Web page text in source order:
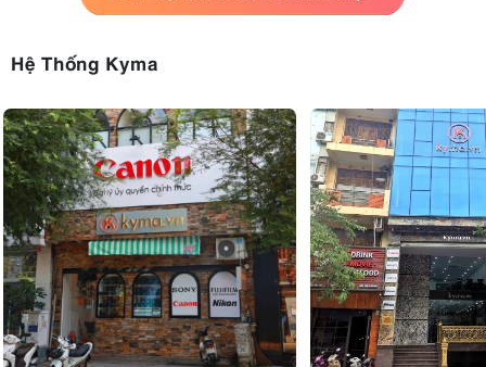
Hệ Thống Kyma